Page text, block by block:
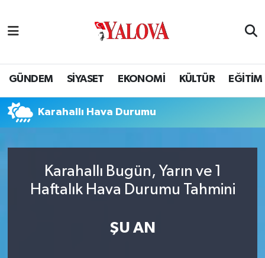
GÜNDEM SİYASET EKONOMİ KÜLTÜR EĞİTİM
Karahallı Hava Durumu
Karahallı Bugün, Yarın ve 1
Haftalık Hava Durumu Tahmini
ŞU AN
SİYASET
EĞİTİM
BİLİM VE TEKNOLOJİ
Yalova Nöbetçi Eczaneler
Yalova Hava Durumu
Puan Durumu ve Fikstür
Tüm Manşetler
Son Dakika Haberleri